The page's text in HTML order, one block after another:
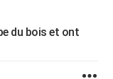
du bois et ont